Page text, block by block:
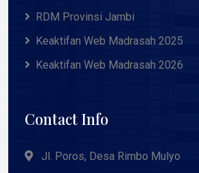
RDM Provinsi Jambi
Keaktifan Web Madrasah 2025
Keaktifan Web Madrasah 2026
Contact Info
Jl. Poros, Desa Rimbo Mulyo